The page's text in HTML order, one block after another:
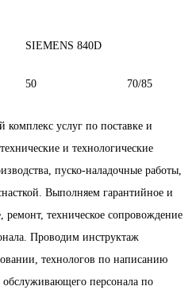
SIEMENS 840D
50 70/85
комплекс услуг по поставке и
и технологические
пуско-наладочные работы,
Выполняем гарантийное и
ремонт, техническое сопровождение
Проводим инструктаж
технологов по написанию
персонала по